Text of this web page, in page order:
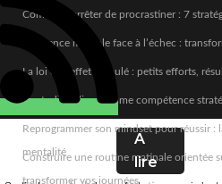
Comment arrêter de procrastiner : 7
Résilience mentale face à l’échec :
La loi de l’effet cumulé : petits efforts,
L’autodiscipline comme compétence
Reprogrammer son mindset pour réussir : la méthode complète pour transformer sa
mentalité
Construire une routine matinale orientée succès : la méthode complète pour
transformer vos journées
A
lire